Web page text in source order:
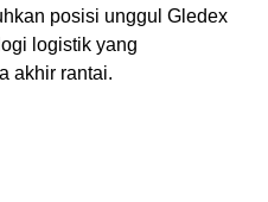
posisi unggul Gledex
logistik yang
akhir rantai.